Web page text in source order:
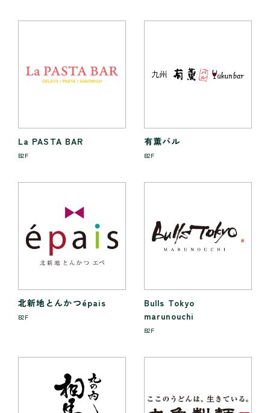
La PASTA BAR
B2F
有薫バル
B2F
北新地とんかつépais
B2F
Bulls Tokyo
marunouchi
B2F